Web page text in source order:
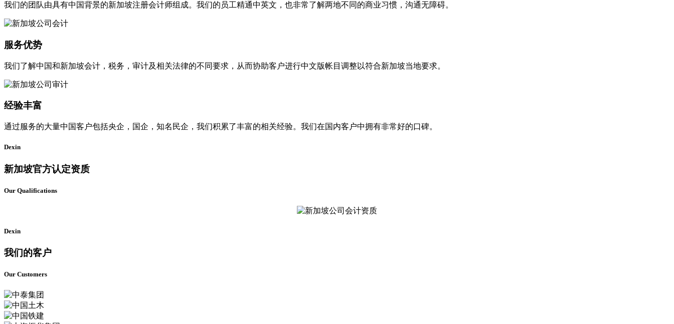
我们的团队由具有中国背景的新加坡注册会计师组成。我们的员工精通中英文，也非常了解两地不同的商业习惯，沟通无障碍。
服务优势
我们了解中国和新加坡会计，税务，审计及相关法律的不同要求，从而协助客户进行中文版帐目调整以符合新加坡当地要求。
经验丰富
通过服务的大量中国客户包括央企，国企，知名民企，我们积累了丰富的相关经验。我们在国内客户中拥有非常好的口碑。
Dexin
新加坡官方认定资质
Our Qualifications
Dexin
我们的客户
Our Customers